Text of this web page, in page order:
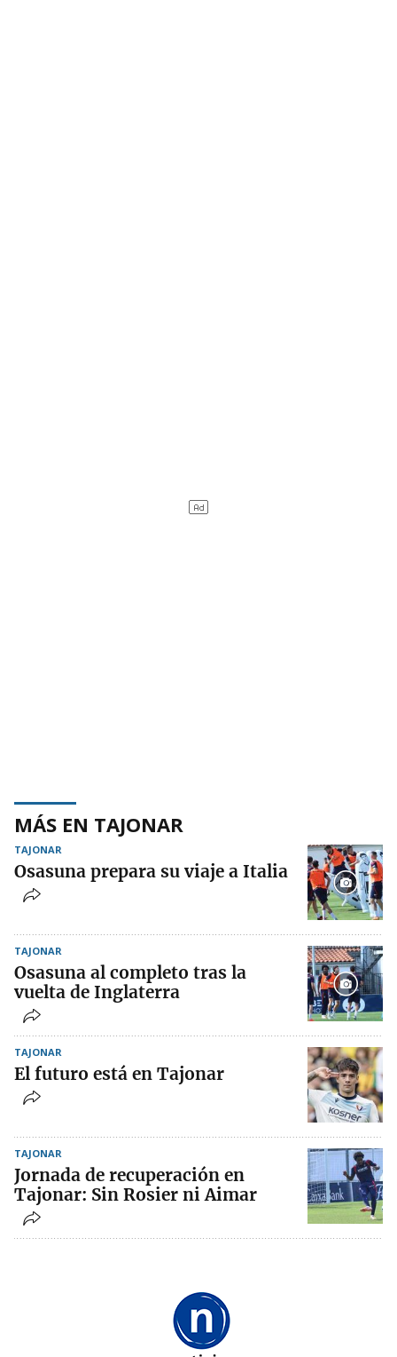
MÁS EN TAJONAR
TAJONAR
Osasuna prepara su viaje a Italia
TAJONAR
Osasuna al completo tras la
vuelta de Inglaterra
TAJONAR
El futuro está en Tajonar
TAJONAR
Jornada de recuperación en
Tajonar: Sin Rosier ni Aimar